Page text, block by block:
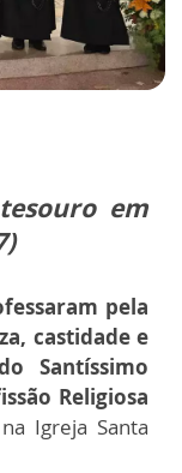
em
pela
castidade e
Santíssimo
Religiosa
Igreja Santa